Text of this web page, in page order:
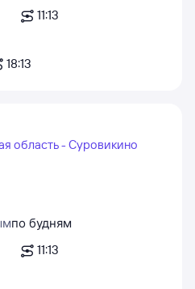
11:13
18:13
область - Суровикино
по будням
11:13